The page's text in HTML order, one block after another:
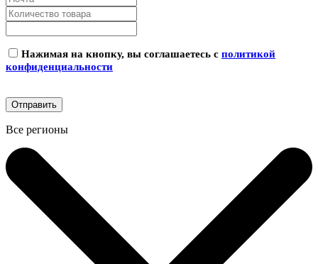
Нажимая на кнопку, вы соглашаетесь с политикой
конфиденциальности
Все регионы